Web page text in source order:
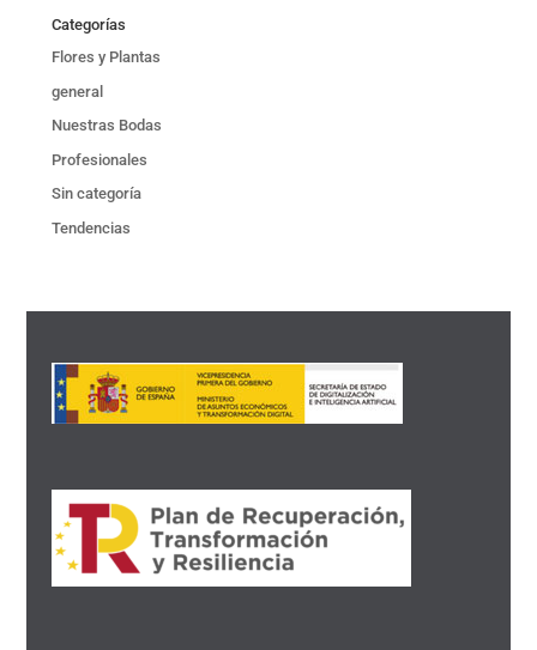
Categorías
Flores y Plantas
general
Nuestras Bodas
Profesionales
Sin categoría
Tendencias